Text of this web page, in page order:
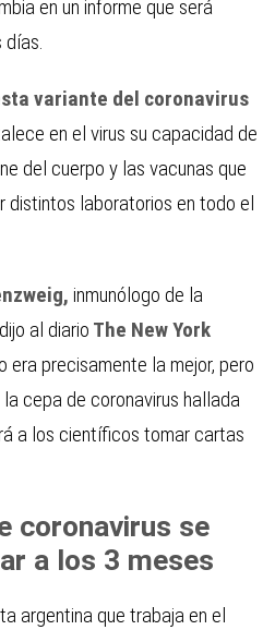
en un informe que será
días.
variante del coronavirus
en el virus su capacidad de
del cuerpo y las vacunas que
distintos laboratorios en todo el
inmunólogo de la
al diario The New York
era precisamente la mejor, pero
cepa de coronavirus hallada
a los científicos tomar cartas
coronavirus se
a los 3 meses
argentina que trabaja en el